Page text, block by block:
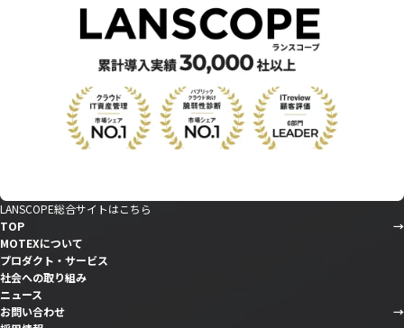
LANSCOPE総合サイトはこちら
TOP
MOTEXについて
プロダクト・サービス
社会への取り組み
ニュース
お問い合わせ